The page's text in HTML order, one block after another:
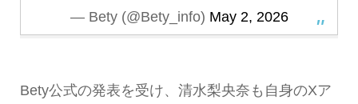
— Bety (@Bety_info) May 2, 2026
Bety公式の発表を受け、清水梨央奈も自身のXア